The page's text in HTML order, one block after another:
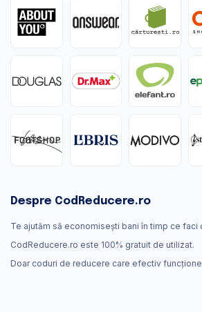
Despre CodReducere.ro
Te ajutăm să economisești bani în timp ce faci
CodReducere.ro este 100% gratuit de utilizat.
Doar coduri de reducere care efectiv